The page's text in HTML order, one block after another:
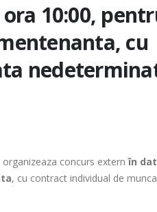
10:00,
cu
organizeaza concurs extern în
, cu contract individual de